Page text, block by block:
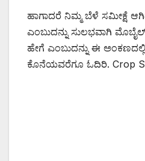
ಹಾಗಾದರೆ ನಿಮ್ಮ ಬೆಳೆ ಸಮೀಕ್ಷೆ
ಎಂಬುದನ್ನು ಸುಲಭವಾಗಿ ಮೊಬೈಲ್
ಹೇಗೆ ಎಂಬುದನ್ನು ಈ ಅಂಕಣದಲ್ಲಿ
ಕೊನೆಯವರೆಗೂ ಓದಿರಿ. Crop